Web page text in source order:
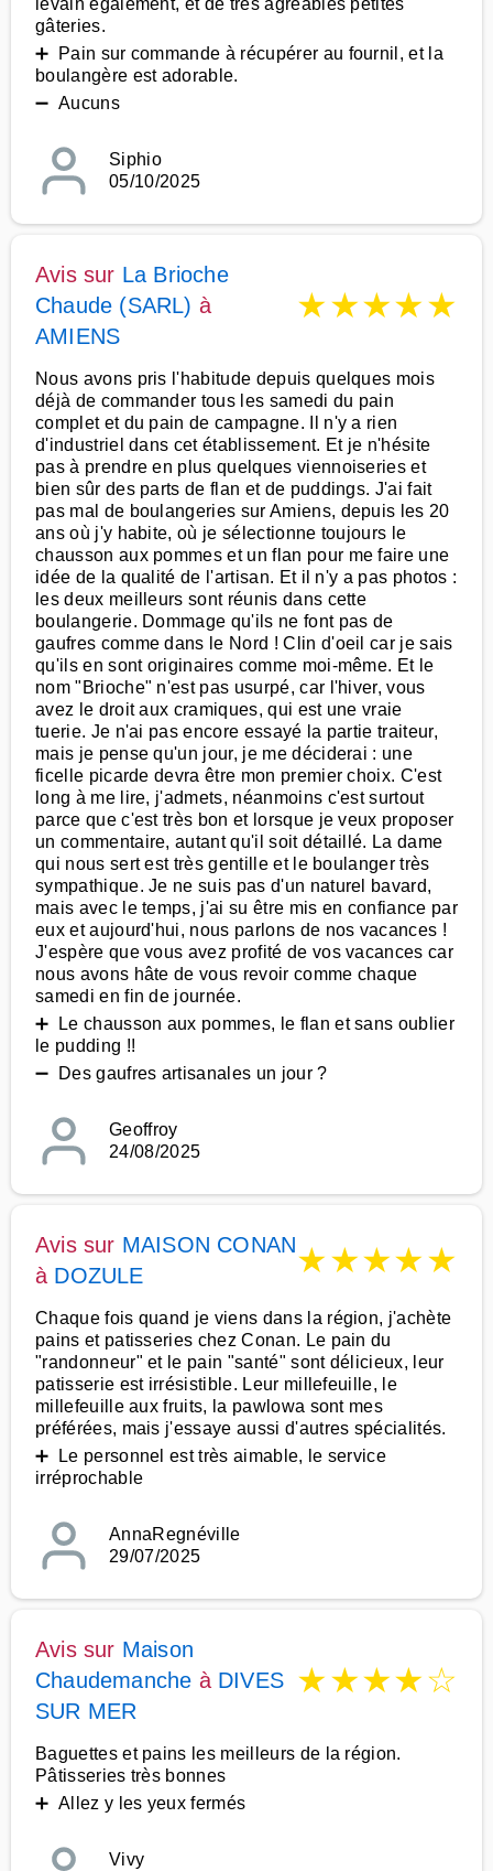
levain également, et de très agréables petites
gâteries.
➕ Pain sur commande à récupérer au fournil, et la
boulangère est adorable.
➖ Aucuns
Siphio
05/10/2025
Avis sur La Brioche
Chaude (SARL) à
AMIENS
★★★★★
Nous avons pris l'habitude depuis quelques mois
déjà de commander tous les samedi du pain
complet et du pain de campagne. Il n'y a rien
d'industriel dans cet établissement. Et je n'hésite
pas à prendre en plus quelques viennoiseries et
bien sûr des parts de flan et de puddings. J'ai fait
pas mal de boulangeries sur Amiens, depuis les 20
ans où j'y habite, où je sélectionne toujours le
chausson aux pommes et un flan pour me faire une
idée de la qualité de l'artisan. Et il n'y a pas photos :
les deux meilleurs sont réunis dans cette
boulangerie. Dommage qu'ils ne font pas de
gaufres comme dans le Nord ! Clin d'oeil car je sais
qu'ils en sont originaires comme moi-même. Et le
nom "Brioche" n'est pas usurpé, car l'hiver, vous
avez le droit aux cramiques, qui est une vraie
tuerie. Je n'ai pas encore essayé la partie traiteur,
mais je pense qu'un jour, je me déciderai : une
ficelle picarde devra être mon premier choix. C'est
long à me lire, j'admets, néanmoins c'est surtout
parce que c'est très bon et lorsque je veux proposer
un commentaire, autant qu'il soit détaillé. La dame
qui nous sert est très gentille et le boulanger très
sympathique. Je ne suis pas d'un naturel bavard,
mais avec le temps, j'ai su être mis en confiance par
eux et aujourd'hui, nous parlons de nos vacances !
J'espère que vous avez profité de vos vacances car
nous avons hâte de vous revoir comme chaque
samedi en fin de journée.
➕ Le chausson aux pommes, le flan et sans oublier
le pudding !!
➖ Des gaufres artisanales un jour ?
Geoffroy
24/08/2025
Avis sur MAISON CONAN
à DOZULE ★★★★★
Chaque fois quand je viens dans la région, j'achète
pains et patisseries chez Conan. Le pain du
"randonneur" et le pain "santé" sont délicieux, leur
patisserie est irrésistible. Leur millefeuille, le
millefeuille aux fruits, la pawlowa sont mes
préférées, mais j'essaye aussi d'autres spécialités.
➕ Le personnel est très aimable, le service
irréprochable
AnnaRegnéville
29/07/2025
Avis sur Maison
Chaudemanche à DIVES
SUR MER
★★★★☆
Baguettes et pains les meilleurs de la région.
Pâtisseries très bonnes
➕ Allez y les yeux fermés
Vivy